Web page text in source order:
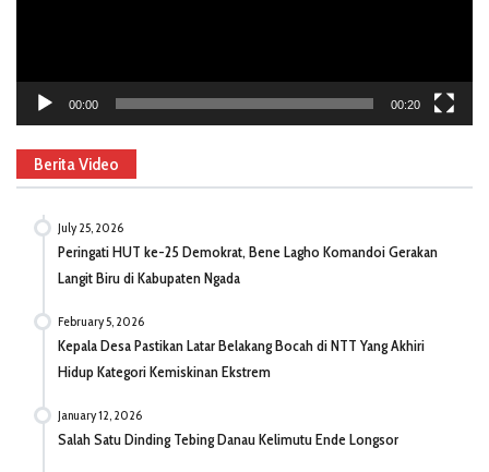
00:00 00:20
Berita Video
July 25, 2026
Peringati HUT ke-25 Demokrat, Bene Lagho Komandoi Gerakan
Langit Biru di Kabupaten Ngada
February 5, 2026
Kepala Desa Pastikan Latar Belakang Bocah di NTT Yang Akhiri
Hidup Kategori Kemiskinan Ekstrem
January 12, 2026
Salah Satu Dinding Tebing Danau Kelimutu Ende Longsor